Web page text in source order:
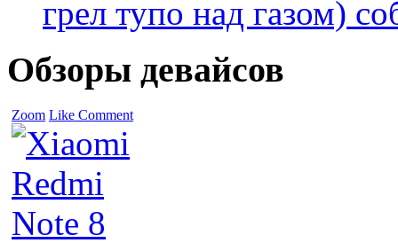
грел тупо над газом)
Обзоры девайсов
Zoom Like Comment